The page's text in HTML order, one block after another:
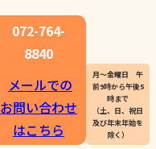
072-764-
8840
メールでの
お問い合わせ
はこちら
月〜金曜日 午
前9時から午後5
時まで
（土、日、祝日
及び年末年始を
除く）